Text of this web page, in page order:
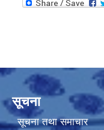
सूचना
सूचना तथा समाचार